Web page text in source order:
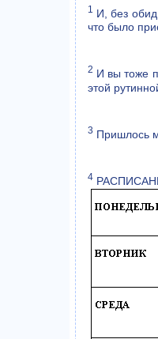
1
И, без
что было
2 И вы тоже
этой
3 Пришлось
4